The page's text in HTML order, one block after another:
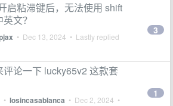
启粘滞键后，无法使用 shift
文？
• Dec 13, 2024 • Lastly replied
3
评论一下 lucky65v2 这款套
• losincasablanca • Dec 2, 2024 •
1